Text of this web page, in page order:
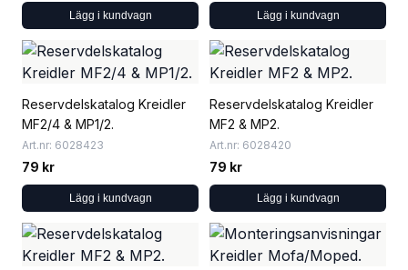
Lägg i kundvagn Lägg i kundvagn
Reservdelskatalog Kreidler
MF2/4 & MP1/2.
Art.nr: 6028423
79 kr
Lägg i kundvagn
Reservdelskatalog Kreidler
MF2 & MP2.
Art.nr: 6028420
79 kr
Lägg i kundvagn